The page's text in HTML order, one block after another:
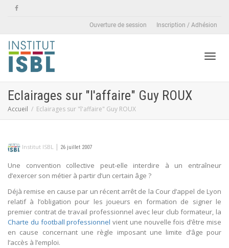
Ouverture de session Inscription / Adhésion
Eclairages sur "l'affaire" Guy ROUX
Accueil Eclairages sur "l'affaire" Guy ROUX
Institut ISBL | 26 juillet 2007
Une convention collective peut-elle interdire à un entraîneur
d’exercer son métier à partir d’un certain âge ?
Déjà remise en cause par un récent arrêt de la Cour d’appel de Lyon
relatif à l’obligation pour les joueurs en formation de signer le
premier contrat de travail professionnel avec leur club formateur, la
Charte du football professionnel vient une nouvelle fois d’être mise
en cause concernant une règle imposant une limite d’âge pour
l’accès à l’emploi.